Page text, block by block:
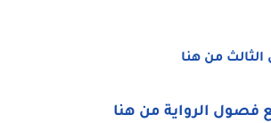
من هنا
فصول الرواية من هنا